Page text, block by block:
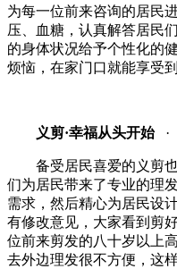
为每一位前来咨询的居民
压、血糖，认真解答居民
的身体状况给予个性化的
烦恼，在家门口就能享受
义剪·幸福从头开始 ·
备受居民喜爱的义剪
们为居民带来了专业的理
需求，然后精心为居民设
有修改意见，大家看到剪
位前来剪发的八十岁以上
去外边理发很不方便，这